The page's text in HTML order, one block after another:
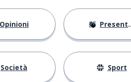
Opinioni Presentarsi
Società Sport